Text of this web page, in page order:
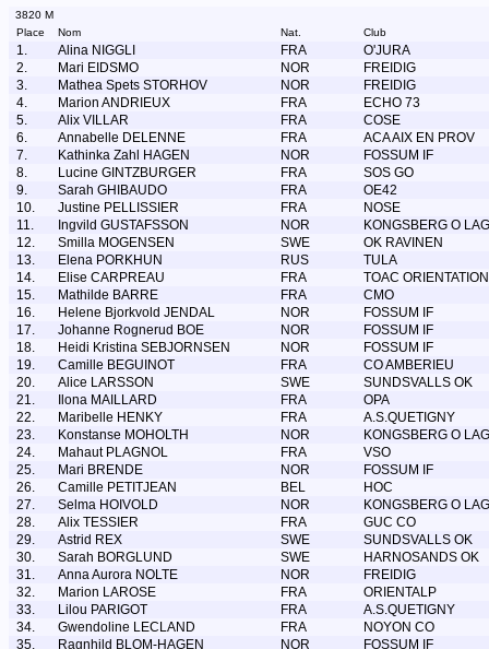
3820 M
Place
Nom Nat. Club
1. Alina NIGGLI FRA
O'JURA
2.
Mari EIDSMO NOR
FREIDIG
3.
Mathea Spets STORHOV NOR
FREIDIG
4.
Marion ANDRIEUX FRA
ECHO 73
5.
Alix VILLAR FRA
COSE
6.
Annabelle DELENNE FRA
ACA AIX EN PROV
7.
Kathinka Zahl HAGEN NOR
FOSSUM IF
8.
Lucine GINTZBURGER FRA
SOS GO
9.
Sarah GHIBAUDO FRA
OE42
10.
Justine PELLISSIER FRA
NOSE
11.
Ingvild GUSTAFSSON NOR
KONGSBERG O LAG
12.
Smilla MOGENSEN SWE
OK RAVINEN
13.
Elena PORKHUN RUS
TULA
14.
Elise CARPREAU FRA
TOAC ORIENTATION
15.
Mathilde BARRE FRA
CMO
16.
Helene Bjorkvold JENDAL NOR
FOSSUM IF
17.
Johanne Rognerud BOE NOR
FOSSUM IF
18.
Heidi Kristina SEBJORNSEN NOR
FOSSUM IF
19.
Camille BEGUINOT FRA
CO AMBERIEU
20.
Alice LARSSON SWE
SUNDSVALLS OK
21.
Ilona MAILLARD FRA
OPA
22.
Maribelle HENKY FRA
A.S.QUETIGNY
23.
Konstanse MOHOLTH NOR
KONGSBERG O LAG
24.
Mahaut PLAGNOL FRA
VSO
25.
Mari BRENDE NOR
FOSSUM IF
26.
Camille PETITJEAN BEL
HOC
27.
Selma HOIVOLD NOR
KONGSBERG O LAG
28.
Alix TESSIER FRA
GUC CO
29.
Astrid REX SWE
SUNDSVALLS OK
30.
Sarah BORGLUND SWE
HARNOSANDS OK
31.
Anna Aurora NOLTE NOR
FREIDIG
32.
Marion LAROSE FRA
ORIENTALP
33.
Lilou PARIGOT FRA
A.S.QUETIGNY
34.
Gwendoline LECLAND FRA
NOYON CO
35.
Ragnhild BLOM-HAGEN NOR
FOSSUM IF